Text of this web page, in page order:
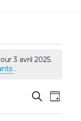
3 avril 2025.
.
Recherche
navigation
Recherche
vues
Jour